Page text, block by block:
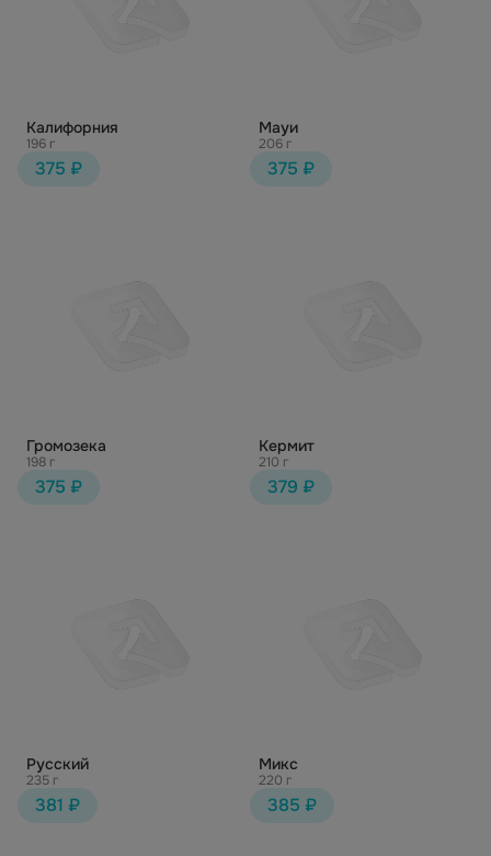
Калифорния
196 г
375 ₽
Мауи
206 г
375 ₽
Громозека
198 г
375 ₽
Кермит
210 г
379 ₽
Русский
235 г
381 ₽
Микс
220 г
385 ₽